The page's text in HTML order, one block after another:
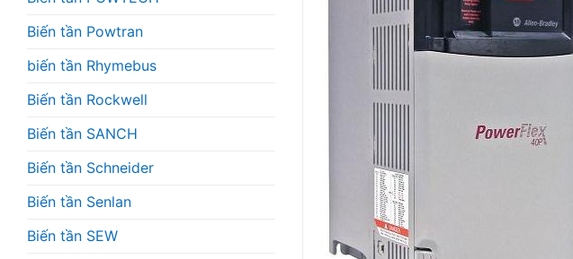
Biến tần Powtran
biến tần Rhymebus
Biến tần Rockwell
Biến tần SANCH
Biến tần Schneider
Biến tần Senlan
Biến tần SEW